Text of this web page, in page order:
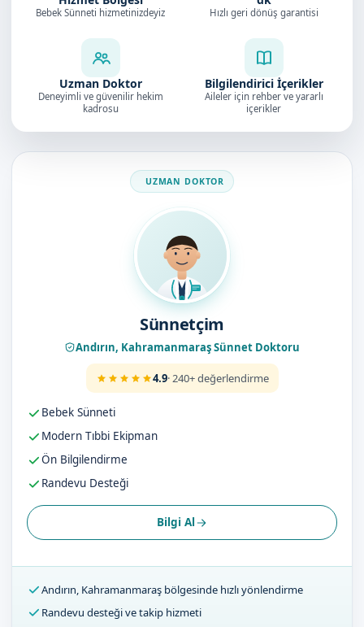
Bebek Sünneti hizmetinizdeyiz Hızlı geri dönüş garantisi
Uzman Doktor
Deneyimli ve güvenilir hekim
kadrosu
Bilgilendirici İçerikler
Aileler için rehber ve yararlı
içerikler
Doktorumuz
Sünnetçim
Andırın, Kahramanmaraş Sünnet Doktoru
4.9· 240+ değerlendirme
Bebek Sünneti
Modern Tıbbi Ekipman
Ön Bilgilendirme
Randevu Desteği
Bilgi Al
Andırın, Kahramanmaraş bölgesinde hızlı yönlendirme
Randevu desteği ve takip hizmeti